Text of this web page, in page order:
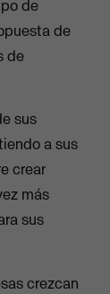
de
de
de
sus
a sus
crear
más
sus
crezcan